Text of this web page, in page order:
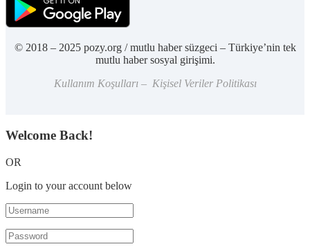
© 2018 – 2025 pozy.org / mutlu haber süzgeci – Türkiye’nin tek
mutlu haber sosyal girişimi.
Kullanım Koşulları – Kişisel Veriler Politikası
Welcome Back!
OR
Login to your account below